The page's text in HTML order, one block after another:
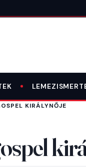
KIRÁLYNŐJE